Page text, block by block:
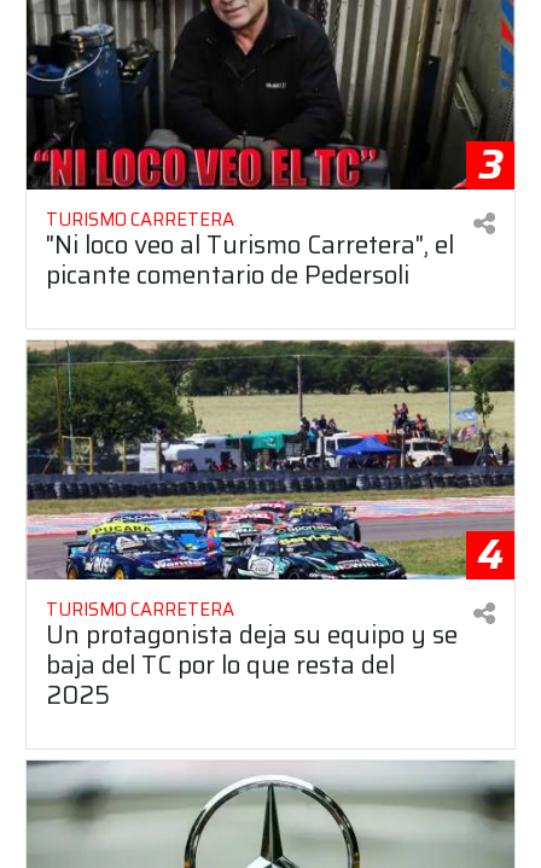
3
TURISMO CARRETERA
"Ni loco veo al Turismo Carretera", el
picante comentario de Pedersoli
4
TURISMO CARRETERA
Un protagonista deja su equipo y se
baja del TC por lo que resta del
2025